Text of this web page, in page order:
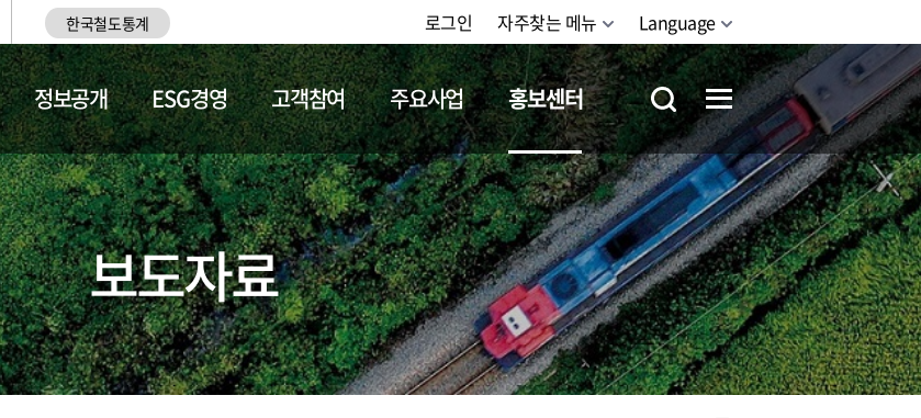
한국철도통계 로그인 자주찾는 메뉴 Language
정보공개 ESG경영 고객참여 주요사업 홍보센터
갤러리 기차소개 철도체험
보도자료